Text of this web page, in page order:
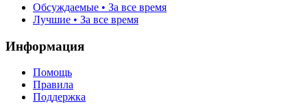
Обсуждаемые • За все время
Лучшие • За все время
Информация
Помощь
Правила
Поддержка